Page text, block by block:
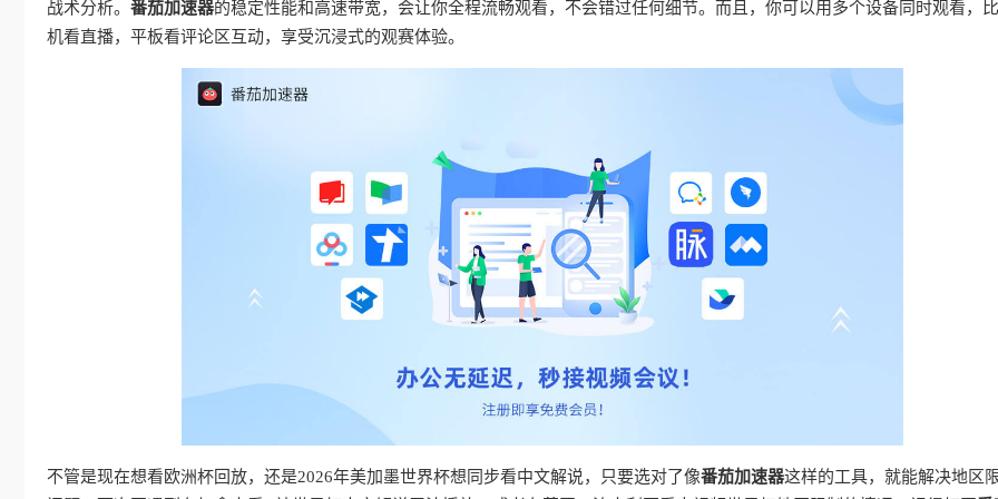
战术分析。 番茄加速器的稳定性能和高速带宽，会让你全程流畅观看，不会错过任何细节。而且，你可以用多个设备同时观看，
机看直播，平板看评论区互动，享受沉浸式的观赛体验。
不管是现在想看欧洲杯回放，还是2026年美加墨世界杯想同步看中文解说，只要选对了像番茄加速器这样的工具，就能解决地区